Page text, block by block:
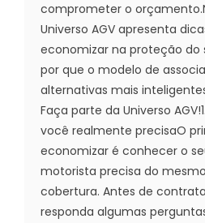
comprometer o
Universo AGV apresenta
economizar na proteção do
por que o modelo de
alternativas mais
Faça parte da Universo
você realmente precisaO
economizar é conhecer o
motorista precisa do
cobertura. Antes de
responda algumas